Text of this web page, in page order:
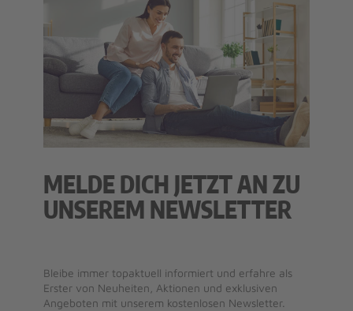
MELDE DICH JETZT AN ZU
UNSEREM NEWSLETTER
Bleibe immer topaktuell informiert und erfahre als
Erster von Neuheiten, Aktionen und exklusiven
Angeboten mit unserem kostenlosen Newsletter.